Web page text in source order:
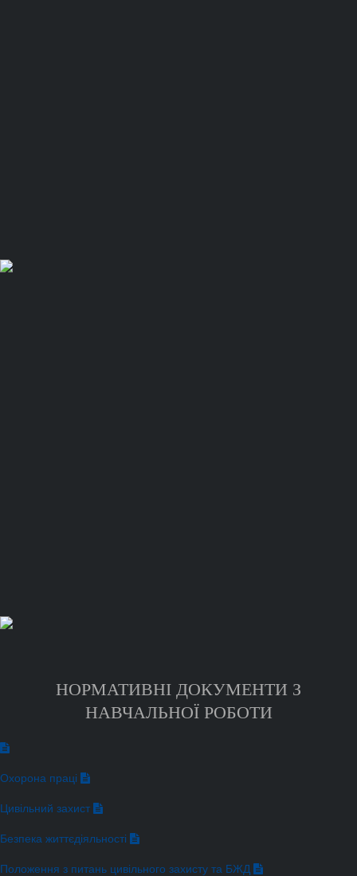
НОРМАТИВНІ ДОКУМЕНТИ З
НАВЧАЛЬНОЇ РОБОТИ
Охорона праці
Цивільний захист
Безпека життєдіяльності
Положення з питань цивільного захисту та БЖД